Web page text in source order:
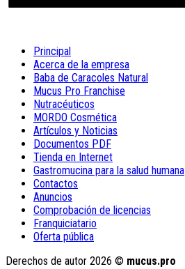
Principal
Acerca de la empresa
Baba de Caracoles Natural
Mucus Pro Franchise
Nutracéuticos
MORDO Cosmética
Artículos y Noticias
Documentos PDF
Tienda en Internet
Gastromucina para la salud humana
Contactos
Anuncios
Comprobación de licencias
Franquiciatario
Oferta pública
Derechos de autor 2026 © mucus.pro